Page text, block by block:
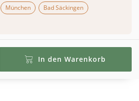
München
Bad Säckingen
In den Warenkorb